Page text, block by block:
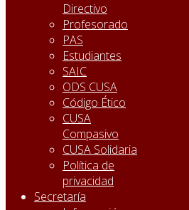
Directivo
Profesorado
PAS
Estudiantes
SAIC
ODS CUSA
Código Ético
CUSA
Compasivo
CUSA Solidaria
Política de
privacidad
Secretaría